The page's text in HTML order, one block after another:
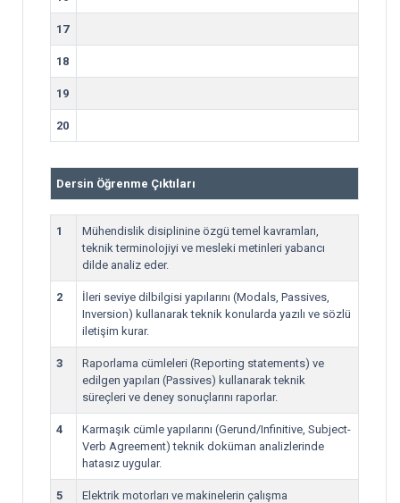
17
18
19
20
Dersin Öğrenme Çıktıları
1
Mühendislik disiplinine özgü temel kavramları,
teknik terminolojiyi ve mesleki metinleri yabancı
dilde analiz eder.
2
İleri seviye dilbilgisi yapılarını (Modals, Passives,
Inversion) kullanarak teknik konularda yazılı ve sözlü
iletişim kurar.
3
Raporlama cümleleri (Reporting statements) ve
edilgen yapıları (Passives) kullanarak teknik
süreçleri ve deney sonuçlarını raporlar.
4
Karmaşık cümle yapılarını (Gerund/Infinitive, Subject-
Verb Agreement) teknik doküman analizlerinde
hatasız uygular.
5
Elektrik motorları ve makinelerin çalışma